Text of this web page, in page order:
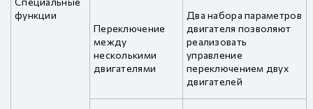
функции
Переключение
между
несколькими
двигателями
Два набора параметров
двигателя позволяют
реализовать
управление
переключением двух
двигателей